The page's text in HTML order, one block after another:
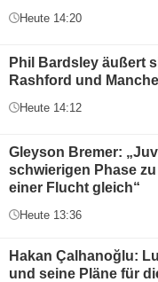
Heute 14:20
Phil Bardsley äußert
Rashford und
Heute 14:12
Gleyson Bremer:
schwierigen Phase
einer Flucht gleich“
Heute 13:36
Hakan Çalhanoğlu:
und seine Pläne für